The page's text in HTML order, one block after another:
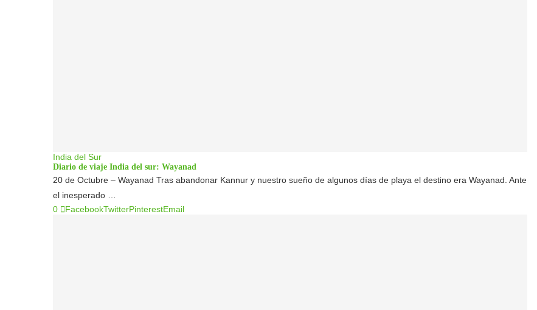
India del Sur
Diario de viaje India del sur: Wayanad
20 de Octubre – Wayanad Tras abandonar Kannur y nuestro sueño de algunos días de playa el destino era Wayanad. Ante
el inesperado …
0
FacebookTwitterPinterestEmail